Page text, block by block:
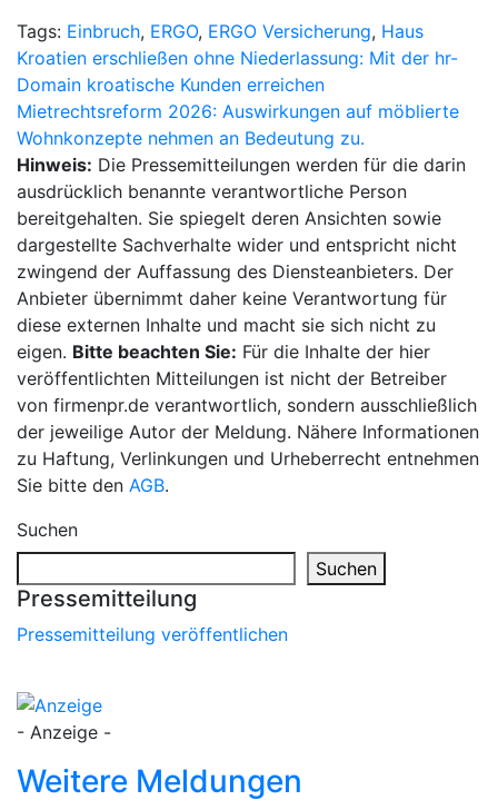
Tags: Einbruch, ERGO, ERGO Versicherung, Haus
Beitragsnavigation
Kroatien erschließen ohne Niederlassung: Mit der hr-
Domain kroatische Kunden erreichen
Mietrechtsreform 2026: Auswirkungen auf möblierte
Wohnkonzepte nehmen an Bedeutung zu.
Hinweis: Die Pressemitteilungen werden für die darin
ausdrücklich benannte verantwortliche Person
bereitgehalten. Sie spiegelt deren Ansichten sowie
dargestellte Sachverhalte wider und entspricht nicht
zwingend der Auffassung des Diensteanbieters. Der
Anbieter übernimmt daher keine Verantwortung für
diese externen Inhalte und macht sie sich nicht zu
eigen. Bitte beachten Sie: Für die Inhalte der hier
veröffentlichten Mitteilungen ist nicht der Betreiber
von firmenpr.de verantwortlich, sondern ausschließlich
der jeweilige Autor der Meldung. Nähere Informationen
zu Haftung, Verlinkungen und Urheberrecht entnehmen
Sie bitte den AGB.
Suchen
Suchen
Pressemitteilung
Pressemitteilung veröffentlichen
- Anzeige -
Weitere Meldungen